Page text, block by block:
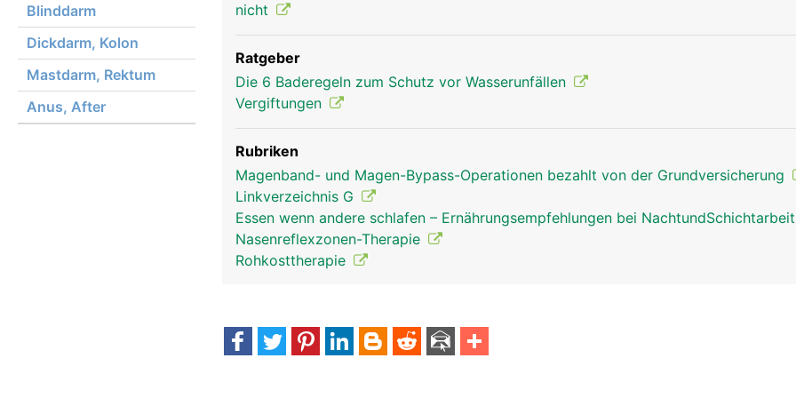
Blinddarm
Dickdarm, Kolon
Mastdarm, Rektum
Anus, After
nicht
Ratgeber
Die 6 Baderegeln zum Schutz vor Wasserunfällen
Vergiftungen
Rubriken
Magenband- und Magen-Bypass-Operationen bezahlt von der Grundversicherung
Linkverzeichnis G
Essen wenn andere schlafen – Ernährungsempfehlungen bei
Nasenreflexzonen-Therapie
Rohkosttherapie